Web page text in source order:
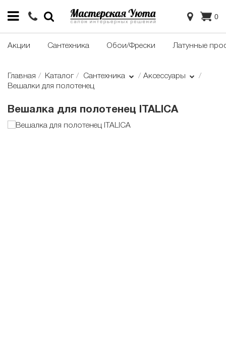
0
Акции Сантехника Обои/Фрески Латунные
Главная Каталог Сантехника
Аксессуары
Вешалки для полотенец
Вешалка для полотенец ITALICA